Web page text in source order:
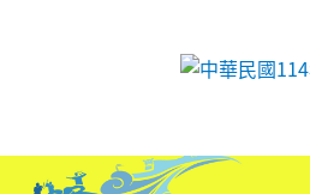
跳到主要內容